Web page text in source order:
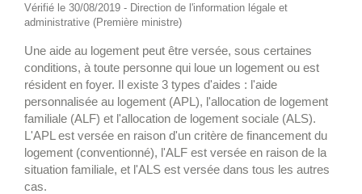
Vérifié le 30/08/2019 - Direction de l'information légale et
administrative (Première ministre)
Une aide au logement peut être versée, sous certaines
conditions, à toute personne qui loue un logement ou est
résident en foyer. Il existe 3 types d'aides : l'aide
personnalisée au logement (APL), l'allocation de logement
familiale (ALF) et l'allocation de logement sociale (ALS).
L'APL est versée en raison d'un critère de financement du
logement (conventionné), l'ALF est versée en raison de la
situation familiale, et l'ALS est versée dans tous les autres
cas.